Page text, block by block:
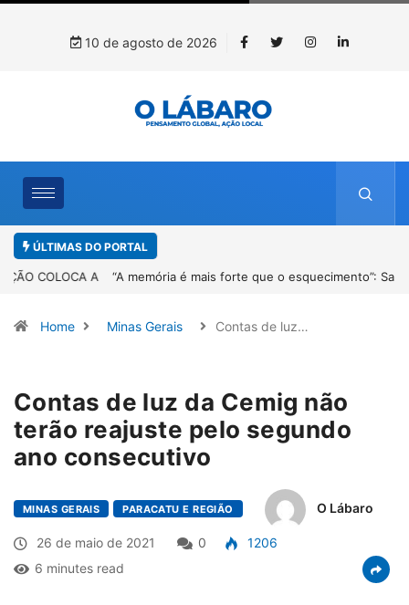
10 de agosto de 2026
ÚLTIMAS DO PORTAL
“A memória é mais forte que o esquecimento”: Sandro Neiva lança
Home Minas Gerais Contas de luz…
Contas de luz da Cemig não
terão reajuste pelo segundo
ano consecutivo
MINAS GERAIS PARACATU E REGIÃO O Lábaro
26 de maio de 2021 0
1206
6 minutes read